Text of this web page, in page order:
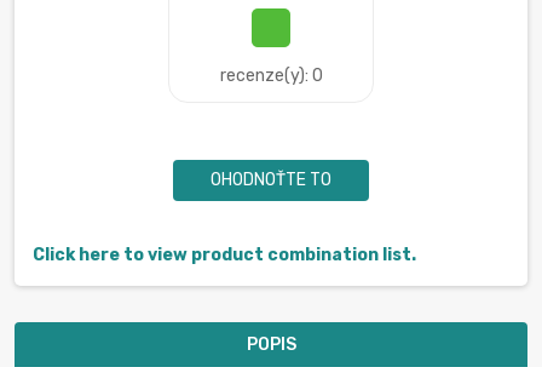
recenze(y): 0
OHODNOŤTE TO
Click here to view product combination list.
POPIS